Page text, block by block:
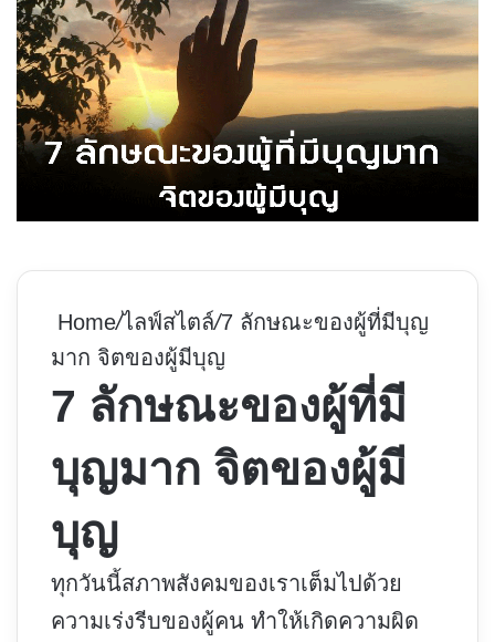
Home/ไลฟ์สไตล์/7 ลักษณะของผู้ที่มีบุญ
มาก จิตของผู้มีบุญ
7 ลักษณะของผู้ที่มี
บุญมาก จิตของผู้มี
บุญ
ทุกวันนี้สภาพสังคมของเราเต็มไปด้วย
ความเร่งรีบของผู้คน ทำให้เกิดความผิด